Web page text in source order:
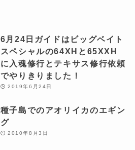
6月24日ガイドはビッグベイト
スペシャルの64XHと65XXH
に入魂修行とテキサス修行依頼
でやりきりました！
2019年6月24日
種子島でのアオリイカのエギン
グ
2010年8月3日